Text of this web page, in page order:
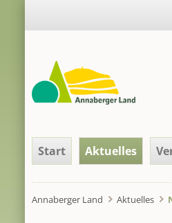
überspringen
Start Aktuelles
Annaberger Land Aktuelles